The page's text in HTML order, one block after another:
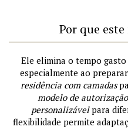
Por que
Ele elimina o tempo
especialmente ao
residência com camadas
modelo de
personalizávelpara
flexibilidade permite